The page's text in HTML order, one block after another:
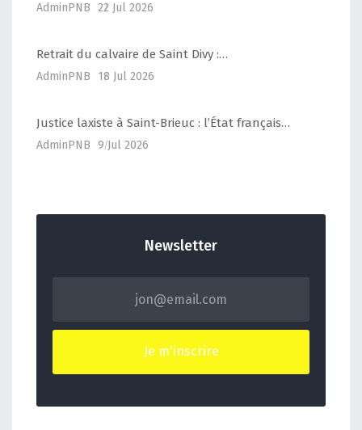
AdminPNB 22 Jul 2026
Retrait du calvaire de Saint Divy :…
AdminPNB 18 Jul 2026
Justice laxiste à Saint-Brieuc : l’État français…
AdminPNB 9 Jul 2026
Newsletter